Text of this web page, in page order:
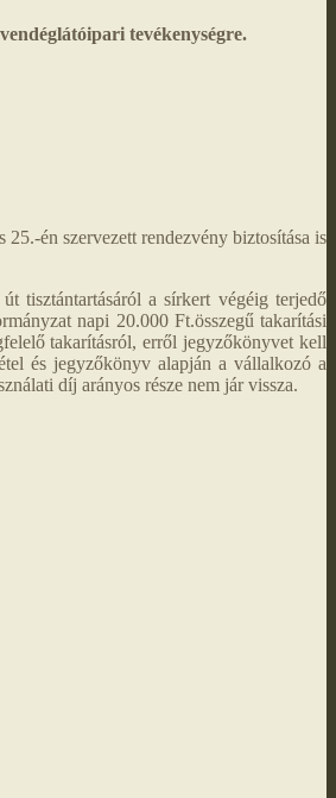
tevékenységre.
én szervezett rendezvény biztosítása is
tisztántartásáról a sírkert végéig terjedő
napi 20.000 Ft.összegű takarítási
takarításról, erről jegyzőkönyvet kell
és jegyzőkönyv alapján a vállalkozó a
díj arányos része nem jár vissza.